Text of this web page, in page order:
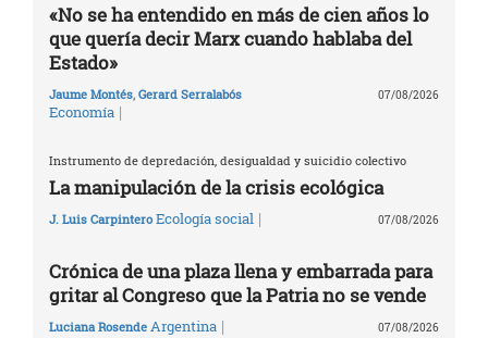
«No se ha entendido en más de cien años lo
que quería decir Marx cuando hablaba del
Estado»
Jaume Montés, Gerard Serralabós
Economía |
07/08/2026
Instrumento de depredación, desigualdad y suicidio colectivo
La manipulación de la crisis ecológica
J. Luis Carpintero Ecología social | 07/08/2026
Crónica de una plaza llena y embarrada para
gritar al Congreso que la Patria no se vende
Luciana Rosende Argentina | 07/08/2026